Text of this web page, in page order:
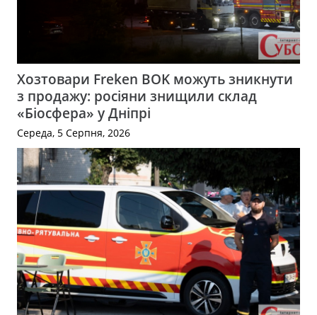
Хозтовари Freken BOK можуть зникнути
з продажу: росіяни знищили склад
«Біосфера» у Дніпрі
Середа, 5 Серпня, 2026